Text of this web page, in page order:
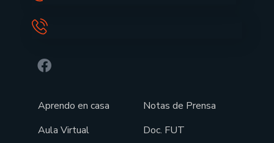
Aprendo en casa
Aula Virtual
Notas de Prensa
Doc. FUT